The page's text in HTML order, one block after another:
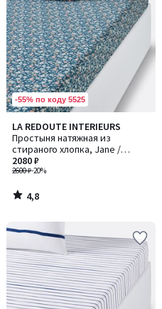
-55% по коду 5525
LA REDOUTE INTERIEURS
Простыня натяжная из
стираного хлопка, Jane /
Джейн
2600 ₽-20%
2080 ₽
4,8
/ 5
4,8
/